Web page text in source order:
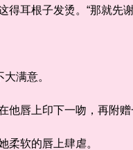
耳根子发烫。“那就先
满意。
唇上印下一吻，再附赠
软的唇上肆虐。